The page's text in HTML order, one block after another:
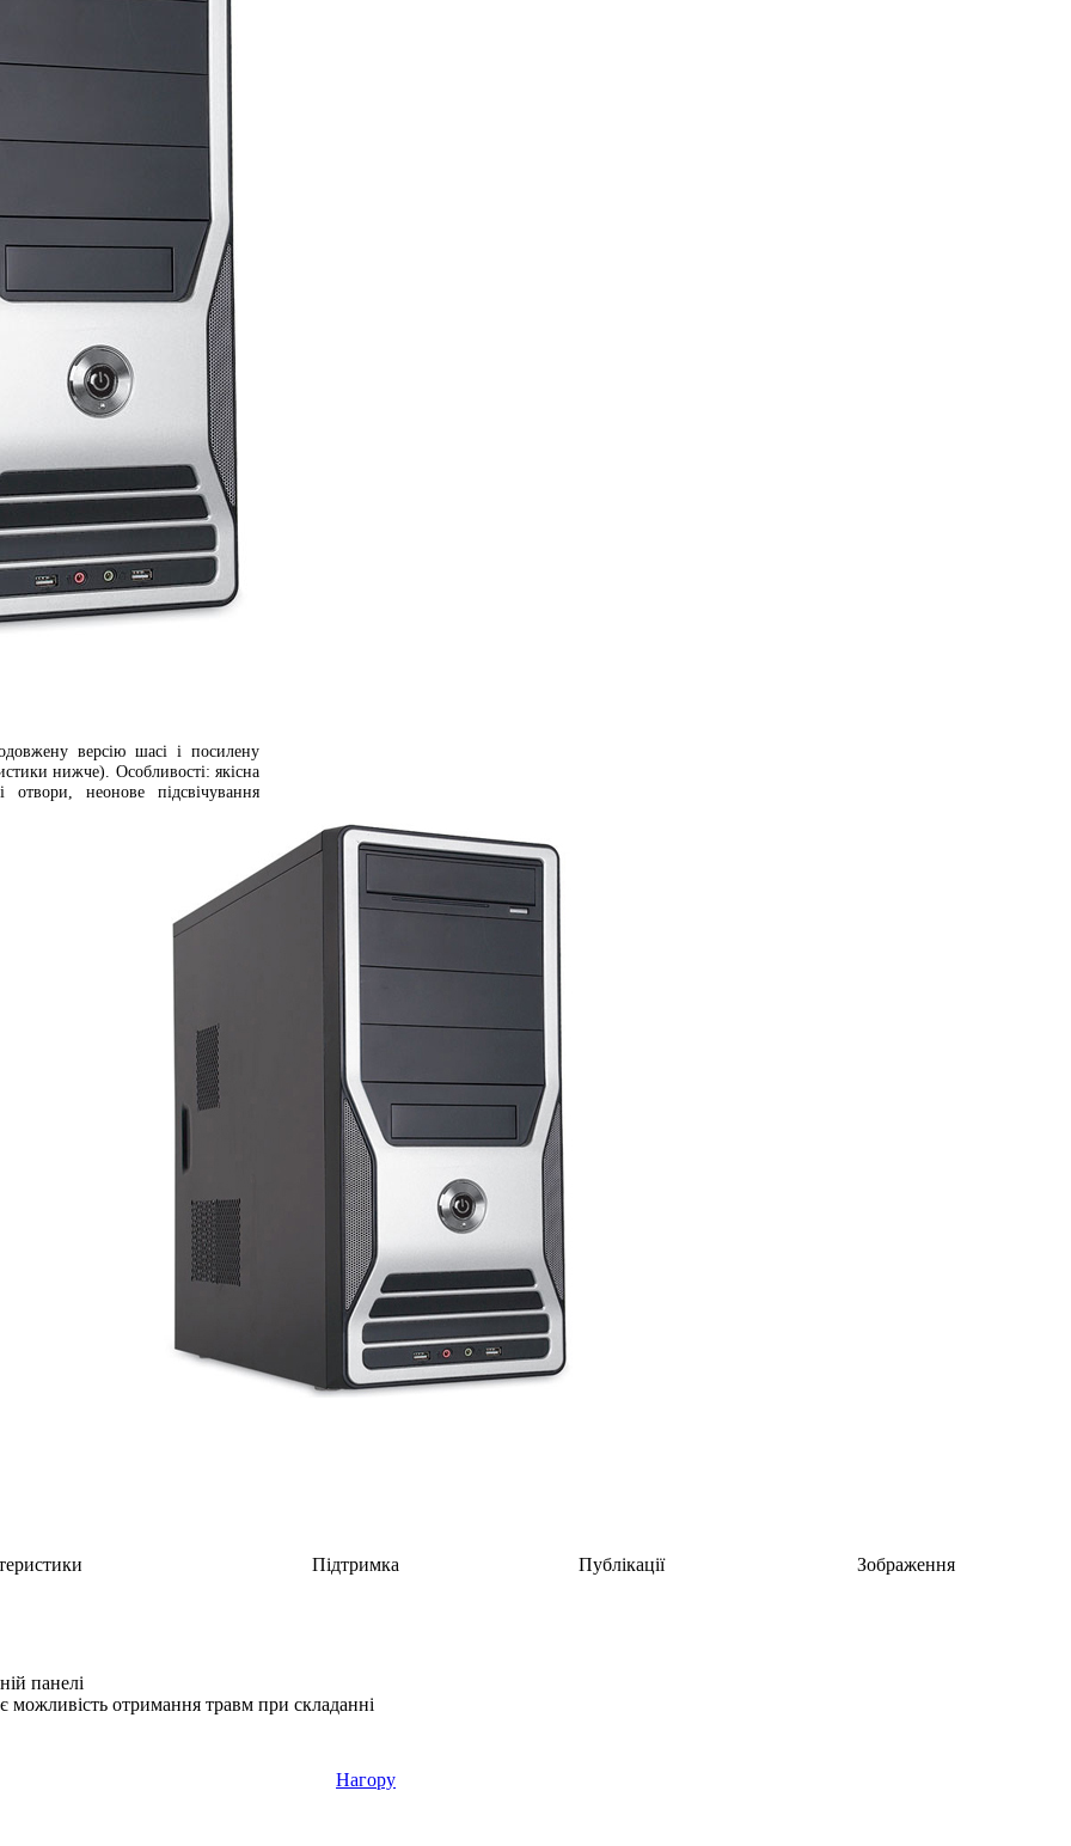
версію шасі і посилену
нижче). Особливості: якісна
отвори, неонове підсвічування
Підтримка Публікації Зображення
панелі
можливість отримання травм при складанні
Нагору